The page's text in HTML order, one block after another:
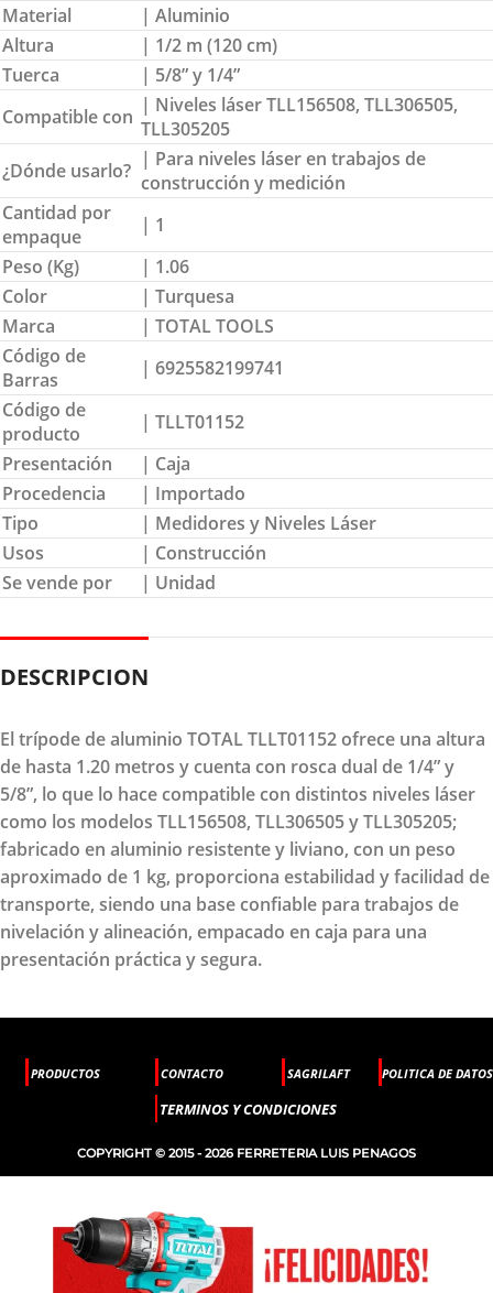
Material
| Aluminio
Altura
| 1/2 m (120 cm)
Tuerca
| 5/8” y 1/4”
Compatible con | Niveles láser TLL156508, TLL306505,
TLL305205
¿Dónde usarlo? | Para niveles láser en trabajos de
construcción y medición
Cantidad por
empaque
| 1
Peso (Kg)
| 1.06
Color
| Turquesa
Marca
| TOTAL TOOLS
Código de
Barras
| 6925582199741
Código de
producto
| TLLT01152
Presentación
| Caja
Procedencia
| Importado
Tipo
| Medidores y Niveles Láser
Usos
| Construcción
Se vende por
| Unidad
DESCRIPCION
El trípode de aluminio TOTAL TLLT01152 ofrece una altura
de hasta 1.20 metros y cuenta con rosca dual de 1/4” y
5/8”, lo que lo hace compatible con distintos niveles láser
como los modelos TLL156508, TLL306505 y TLL305205;
fabricado en aluminio resistente y liviano, con un peso
aproximado de 1 kg, proporciona estabilidad y facilidad de
transporte, siendo una base confiable para trabajos de
nivelación y alineación, empacado en caja para una
presentación práctica y segura.
PRODUCTOS CONTACTO SAGRILAFT POLITICA DE DATOS
TERMINOS Y CONDICIONES
COPYRIGHT © 2015 - 2026 FERRETERIA LUIS PENAGOS